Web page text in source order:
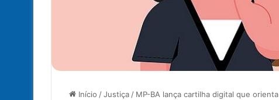
Início /Justiça / MP-BA lança cartilha digital que